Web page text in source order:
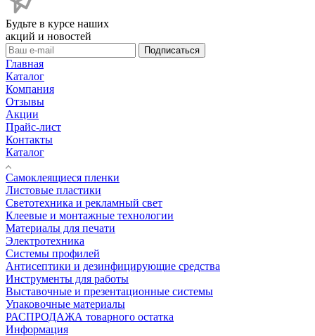
Будьте в курсе наших
акций и новостей
Подписаться
Главная
Каталог
Компания
Отзывы
Акции
Прайс-лист
Контакты
Каталог
Самоклеящиеся пленки
Листовые пластики
Светотехника и рекламный свет
Клеевые и монтажные технологии
Материалы для печати
Электротехника
Системы профилей
Антисептики и дезинфицирующие средства
Инструменты для работы
Выставочные и презентационные системы
Упаковочные материалы
РАСПРОДАЖА товарного остатка
Информация